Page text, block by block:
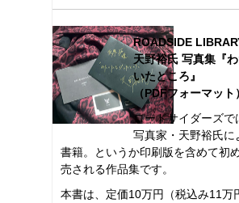
ROADSIDE
天野裕氏 写真集『
いたところ』
（PDFフォーマット）
ロードサイダーズで
写真家・天野裕氏に
書籍。というか印刷版を含めて初
売される作品集です。
本書は、定価10万円（税込み11万